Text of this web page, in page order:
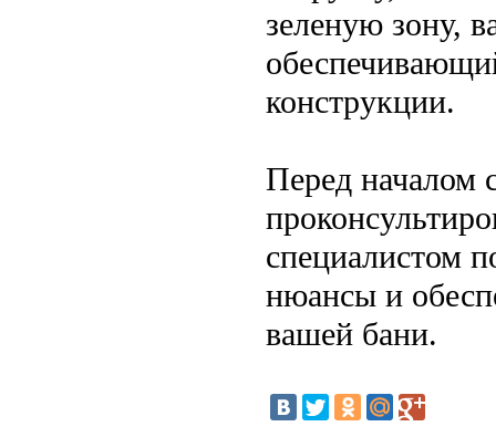
зеленую зону,
конструкции.
Перед началом
специалистом
нюансы и
вашей бани.